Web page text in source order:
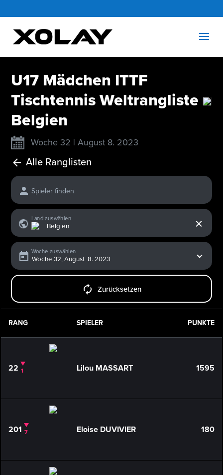
U17 Mädchen ITTF
Tischtennis Weltrangliste
Belgien
Woche 32 | August 8. 2023
Alle Ranglisten
Spieler finden
Land auswählen
Woche auswählen
Zurücksetzen
RANG SPIELER PUNKTE
22 1 Lilou MASSART 1595
201 7 Eloise DUVIVIER 180